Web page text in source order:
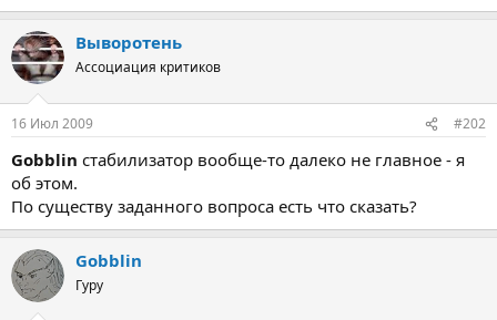
Выворотень
Ассоциация критиков
16 Июл 2009 #202
Gobblin стабилизатор вообще-то далеко не главное - я
об этом.
По существу заданного вопроса есть что сказать?
Gobblin
Гуру